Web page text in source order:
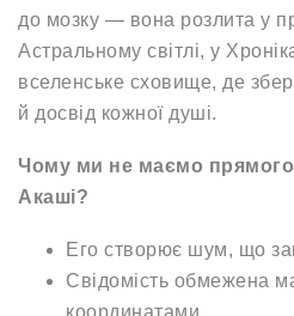
до мозку — вона розлита у
Астральному світлі, у
вселенське сховище, де
й досвід кожної душі.
Чому ми не маємо прямого
Акаші?
Его створює шум, що
Свідомість обмежена
координатами.